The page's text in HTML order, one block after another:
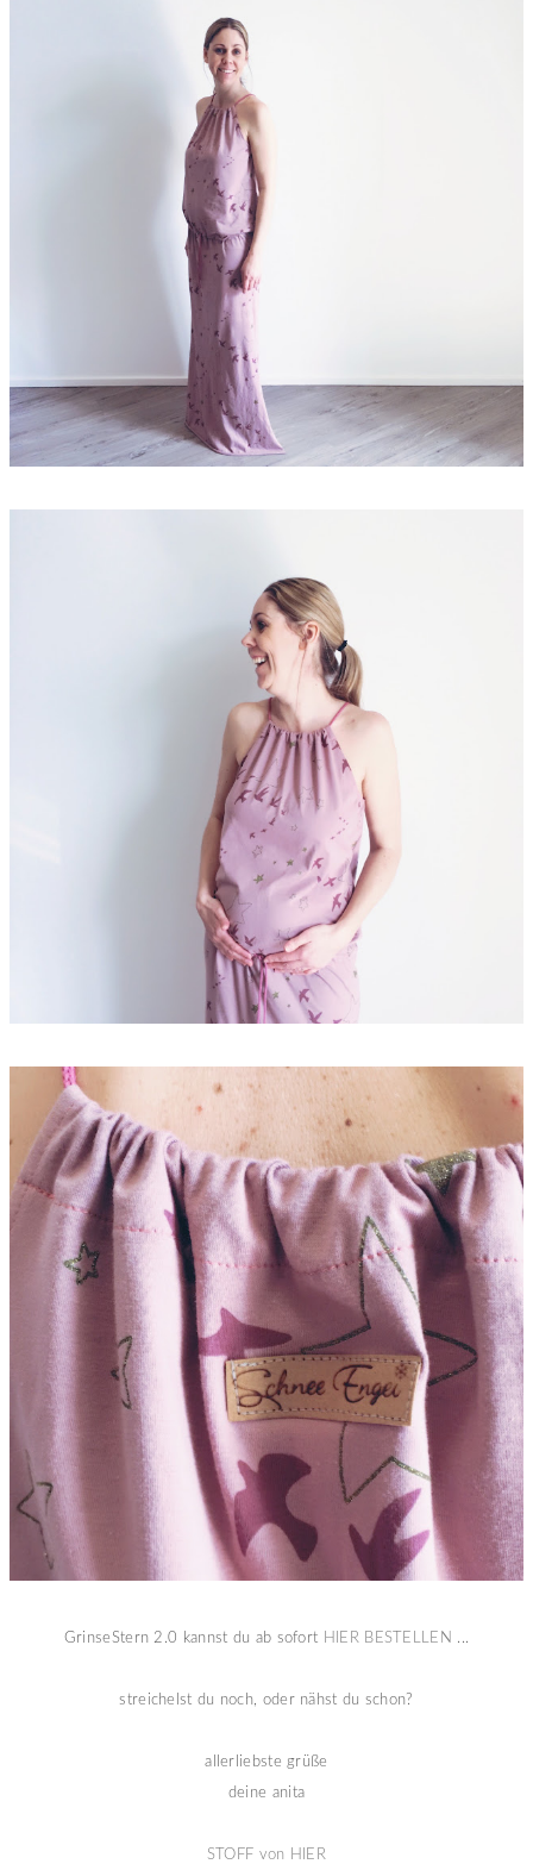
GrinseStern 2.0 kannst du ab sofort HIER BESTELLEN ...
streichelst du noch, oder nähst du schon?
allerliebste grüße
deine anita
STOFF von HIER